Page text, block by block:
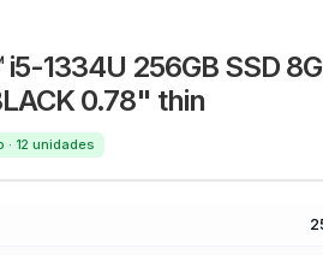
1334U 256GB SSD
0.78" thin
· 12 unidades